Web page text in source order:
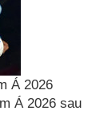
Á 2026
Á 2026 sau